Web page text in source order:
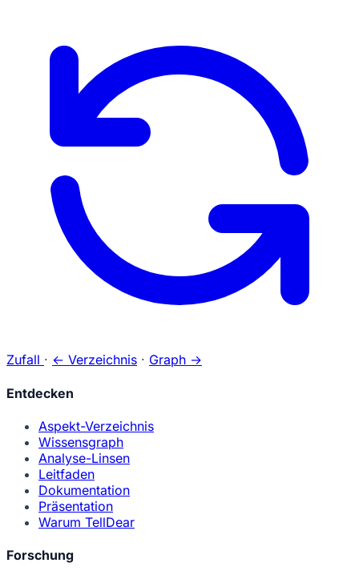
Zufall · ← Verzeichnis · Graph →
Entdecken
Aspekt-Verzeichnis
Wissensgraph
Analyse-Linsen
Leitfaden
Dokumentation
Präsentation
Warum TellDear
Forschung